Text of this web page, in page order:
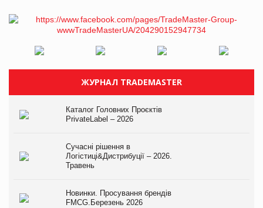
ЖУРНАЛ TRADEMASTER
Каталог Головних Проєктів
PrivateLabel – 2026
Сучасні рішення в
Логістиці&Дистрибуції – 2026.
Травень
Новинки. Просування брендів
FMCG.Березень 2026